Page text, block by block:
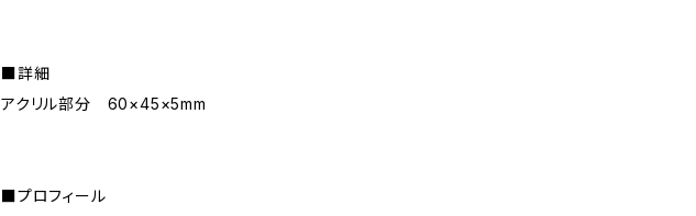
■詳細
アクリル部分 60×45×5mm
■プロフィール